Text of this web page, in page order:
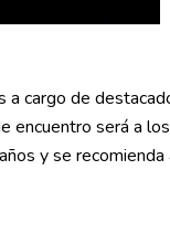
a cargo de
encuentro será a
y se recomienda